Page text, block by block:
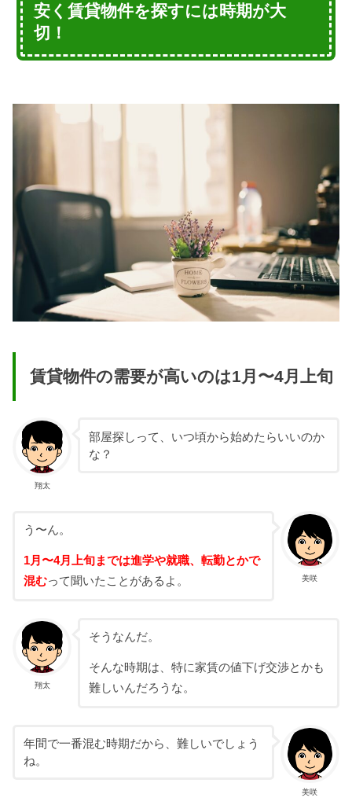
安く賃貸物件を探すには時期が大
切！
賃貸物件の需要が高いのは1月〜4月上旬
翔太
部屋探しって、いつ頃から始めたらいいのか
な？
美咲
う〜ん。
1月〜4月上旬までは進学や就職、転勤とかで
混むって聞いたことがあるよ。
翔太
そうなんだ。
そんな時期は、特に家賃の値下げ交渉とかも
難しいんだろうな。
美咲
年間で一番混む時期だから、難しいでしょう
ね。